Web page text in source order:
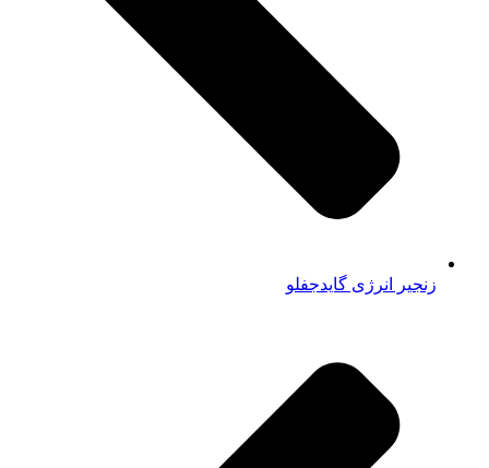
زنجیر انرژی گایدجفلو